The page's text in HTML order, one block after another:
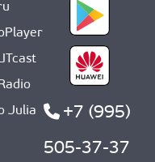
Julia
+7 (995)
505-37-37